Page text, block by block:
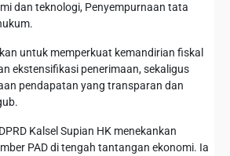
dan teknologi, Penyempurnaan tata
untuk memperkuat kemandirian fiskal
ekstensifikasi penerimaan, sekaligus
pendapatan yang transparan dan
Kalsel Supian HK menekankan
PAD di tengah tantangan ekonomi. Ia